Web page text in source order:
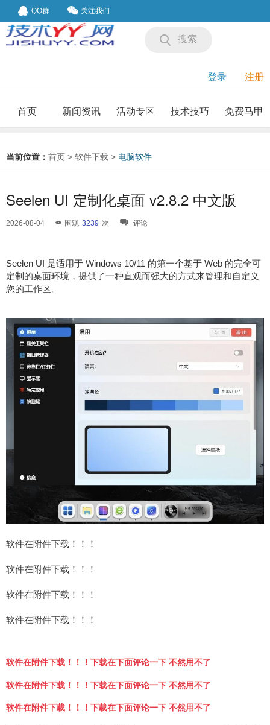
QQ群 关注我们
搜索
登录 注册
首页 新闻资讯 活动专区 技术技巧 免费马甲
当前位置： 首页 > 软件下载 > 电脑软件
Seelen UI 定制化桌面 v2.8.2 中文版
2026-08-04 围观 3239 次 评论
Seelen UI 是适用于 Windows 10/11 的第一个基于 Web 的完全可
定制的桌面环境，提供了一种直观而强大的方式来管理和自定义
您的工作区。
软件在附件下载！！！
软件在附件下载！！！
软件在附件下载！！！
软件在附件下载！！！
软件在附件下载！！！下载在下面评论一下 不然用不了
软件在附件下载！！！下载在下面评论一下 不然用不了
软件在附件下载！！！下载在下面评论一下 不然用不了